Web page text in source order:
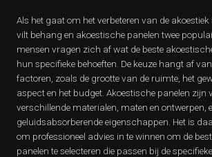
Als het gaat om het verbeteren van de
vilt behang en akoestische panelen twee
mensen vragen zich af wat de beste
hun specifieke behoeften. De keuze hangt af
factoren, zoals de grootte van de ruimte, het
aspect en het budget. Akoestische panelen zijn
verschillende materialen, maten en ontwerpen,
geluidsabsorberende eigenschappen. Het is
om professioneel advies in te winnen om de
panelen te selecteren die passen bij de